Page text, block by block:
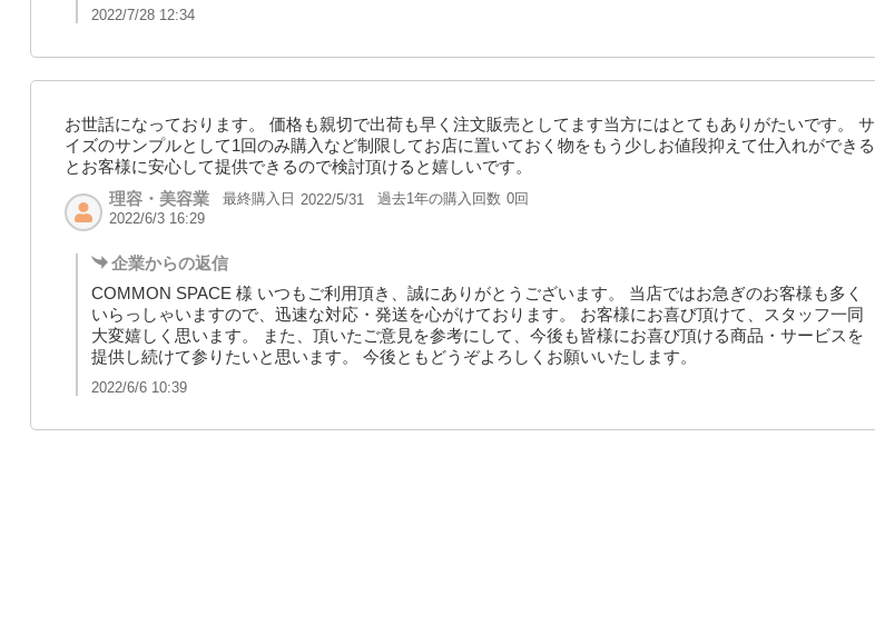
2022/7/28 12:34
お世話になっております。 価格も親切で出荷も早く注文販売としてます当方にはとてもありがたいです。 サ
イズのサンプルとして1回のみ購入など制限してお店に置いておく物をもう少しお値段抑えて仕入れができる
とお客様に安心して提供できるので検討頂けると嬉しいです。
理容・美容業
最終購入日 2022/5/31 過去1年の購入回数 0回
2022/6/3 16:29
企業からの返信
COMMON SPACE 様 いつもご利用頂き、誠にありがとうございます。 当店ではお急ぎのお客様も多く
いらっしゃいますので、迅速な対応・発送を心がけております。 お客様にお喜び頂けて、スタッフ一同
大変嬉しく思います。 また、頂いたご意見を参考にして、今後も皆様にお喜び頂ける商品・サービスを
提供し続けて参りたいと思います。 今後ともどうぞよろしくお願いいたします。
2022/6/6 10:39